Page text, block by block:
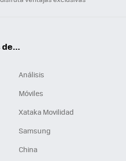
Análisis
Móviles
Xataka Movilidad
Samsung
China